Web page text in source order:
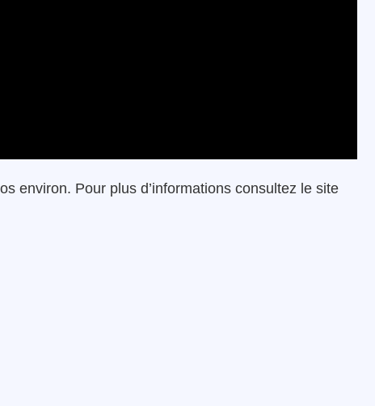
environ. Pour plus d’informations consultez le site